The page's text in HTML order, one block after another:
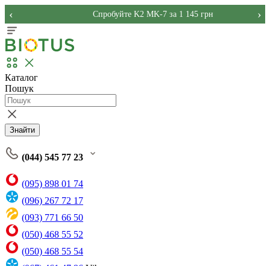
Спробуйте K2 MK-7 за 1 145 грн
‹ ›
Каталог
Пошук
Знайти
(044) 545 77 23
(095) 898 01 74
(096) 267 72 17
(093) 771 66 50
(050) 468 55 52
(050) 468 55 54